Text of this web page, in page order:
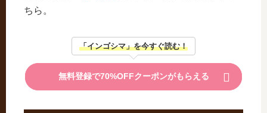
ちら。
「インゴシマ」を今すぐ読む！
無料登録で70%OFFクーポンがもらえる